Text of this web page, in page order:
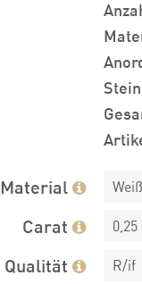
Material
Carat
Qualität R/if